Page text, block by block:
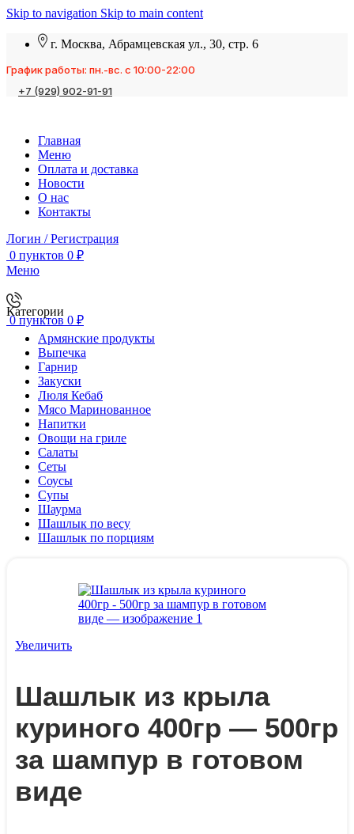
Skip to navigation Skip to main content
г. Москва, Абрамцевская ул., 30, стр. 6
График работы: пн.-вс. с 10:00-22:00
+7 (929) 902-91-91
Главная
Меню
Оплата и доставка
Новости
О нас
Контакты
Логин / Регистрация
0 пунктов 0 ₽
Меню
0пунктов 0 ₽
Категории
Армянские продукты
Выпечка
Гарнир
Закуски
Люля Кебаб
Мясо Маринованное
Напитки
Овощи на гриле
Салаты
Сеты
Соусы
Супы
Шаурма
Шашлык по весу
Шашлык по порциям
Увеличить
Шашлык из крыла
куриного 400гр — 500гр
за шампур в готовом
виде